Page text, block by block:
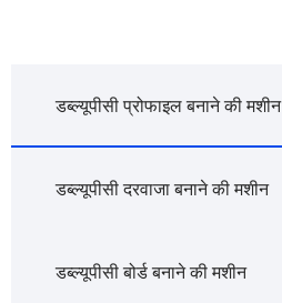
डब्ल्यूपीसी प्रोफाइल बनाने की मशीन
डब्ल्यूपीसी दरवाजा बनाने की मशीन
डब्ल्यूपीसी बोर्ड बनाने की मशीन